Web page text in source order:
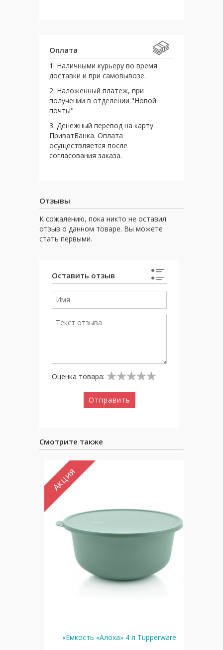
Оплата
1. Наличными курьеру во время
доставки и при самовывозе.
2. Наложенный платеж, при
получении в отделении "Новой
почты"
3. Денежный перевод на карту
ПриватБанка. Оплата
осуществляется после
согласования заказа.
Отзывы
К сожалению, пока никто не оставил
отзыв о данном товаре. Вы можете
стать первыми.
Оставить отзыв
Оценка товара:
Отправить
Смотрите также
Акция
«Емкость «Алоха» 4 л Tupperware